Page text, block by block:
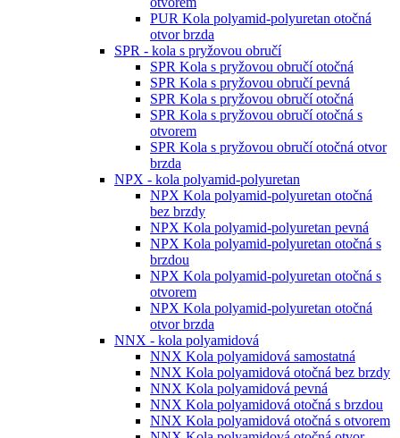
PUR Kola polyamid-polyuretan otočná
otvor brzda
SPR - kola s pryžovou obručí
SPR Kola s pryžovou obručí otočná
SPR Kola s pryžovou obručí pevná
SPR Kola s pryžovou obručí otočná
SPR Kola s pryžovou obručí otočná s
otvorem
SPR Kola s pryžovou obručí otočná otvor
brzda
NPX - kola polyamid-polyuretan
NPX Kola polyamid-polyuretan otočná
bez brzdy
NPX Kola polyamid-polyuretan pevná
NPX Kola polyamid-polyuretan otočná s
brzdou
NPX Kola polyamid-polyuretan otočná s
otvorem
NPX Kola polyamid-polyuretan otočná
otvor brzda
NNX - kola polyamidová
NNX Kola polyamidová samostatná
NNX Kola polyamidová otočná bez brzdy
NNX Kola polyamidová pevná
NNX Kola polyamidová otočná s brzdou
NNX Kola polyamidová otočná s otvorem